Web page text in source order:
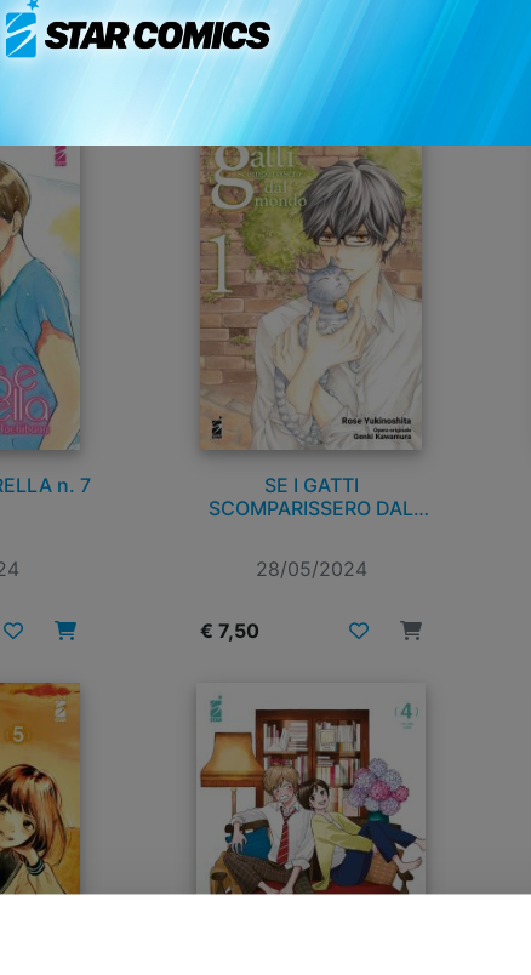
03/09/2024
€ 6,50
n. 7
SE I GATTI
SCOMPARISSERO DAL
28/05/2024
€ 7,50